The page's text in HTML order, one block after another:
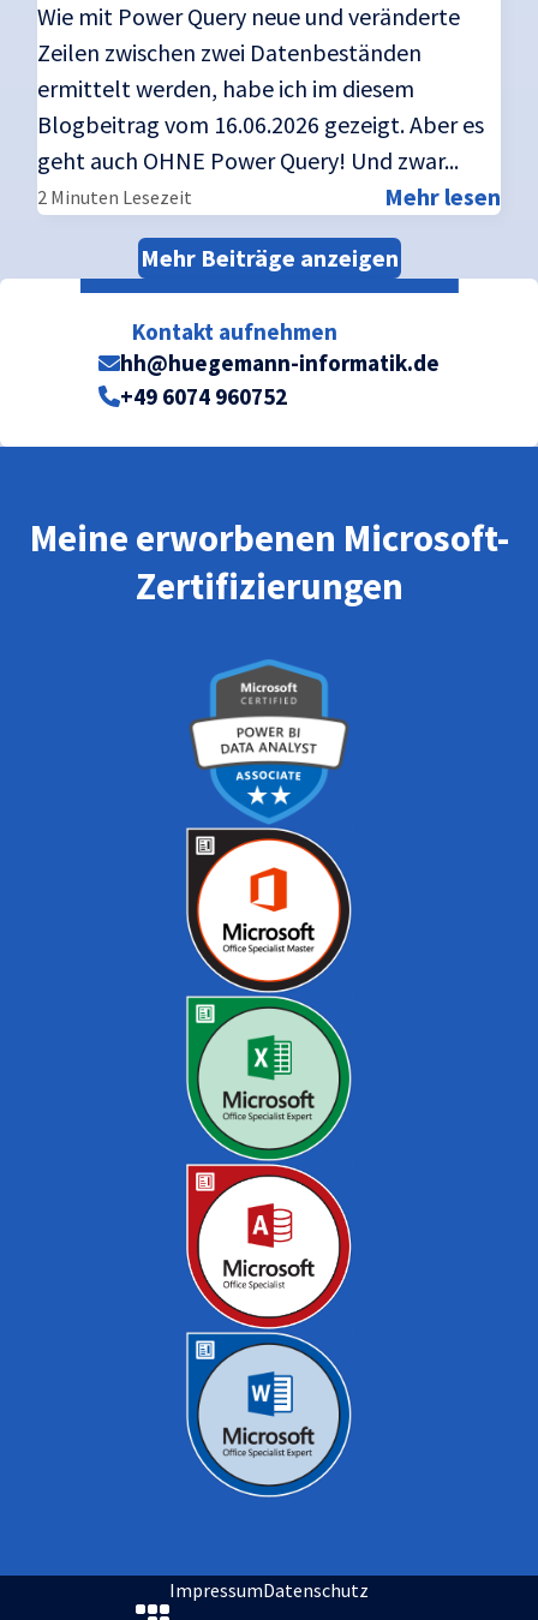
Wie mit Power Query neue und veränderte
Zeilen zwischen zwei Datenbeständen
ermittelt werden, habe ich im diesem
Blogbeitrag vom 16.06.2026 gezeigt. Aber es
geht auch OHNE Power Query! Und zwar...
2 Minuten Lesezeit Mehr lesen
Mehr Beiträge anzeigen
Kontakt aufnehmen
hh@huegemann-informatik.de
+49 6074 960752
Meine erworbenen Microsoft-
Zertifizierungen
ImpressumDatenschutz